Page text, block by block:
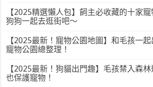
【2025精選懶人包】飼主必收藏的十家
狗狗一起去逛街吧～
【2025最新！寵物公園地圖】和毛孩一
寵物公園總整理！
【2025最新！狗貓出門趣】毛孩禁入森
也保護寵物！